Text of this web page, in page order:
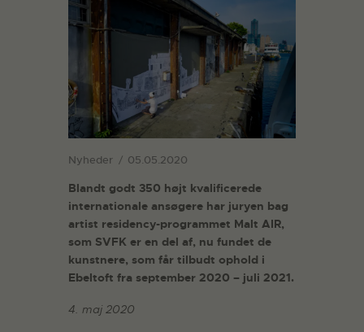
Nyheder 05.05.2020
Blandt godt 350 højt kvalificerede
internationale ansøgere har juryen bag
artist residency-programmet Malt AIR,
som SVFK er en del af, nu fundet de
kunstnere, som får tilbudt ophold i
Ebeltoft fra september 2020 – juli 2021.
4. maj 2020